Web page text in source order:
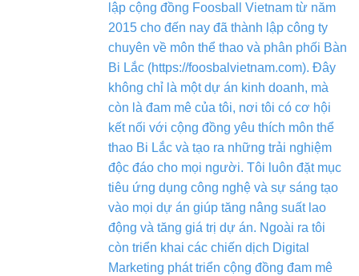
lập cộng đồng Foosball Vietnam từ năm
2015 cho đến nay đã thành lập công ty
chuyên về môn thể thao và phân phối Bàn
Bi Lắc (https://foosbalvietnam.com). Đây
không chỉ là một dự án kinh doanh, mà
còn là đam mê của tôi, nơi tôi có cơ hội
kết nối với cộng đồng yêu thích môn thể
thao Bi Lắc và tạo ra những trải nghiệm
độc đáo cho mọi người. Tôi luôn đặt mục
tiêu ứng dụng công nghệ và sự sáng tạo
vào mọi dự án giúp tăng nâng suất lao
động và tăng giá trị dự án. Ngoài ra tôi
còn triển khai các chiến dịch Digital
Marketing phát triển cộng đồng đam mê